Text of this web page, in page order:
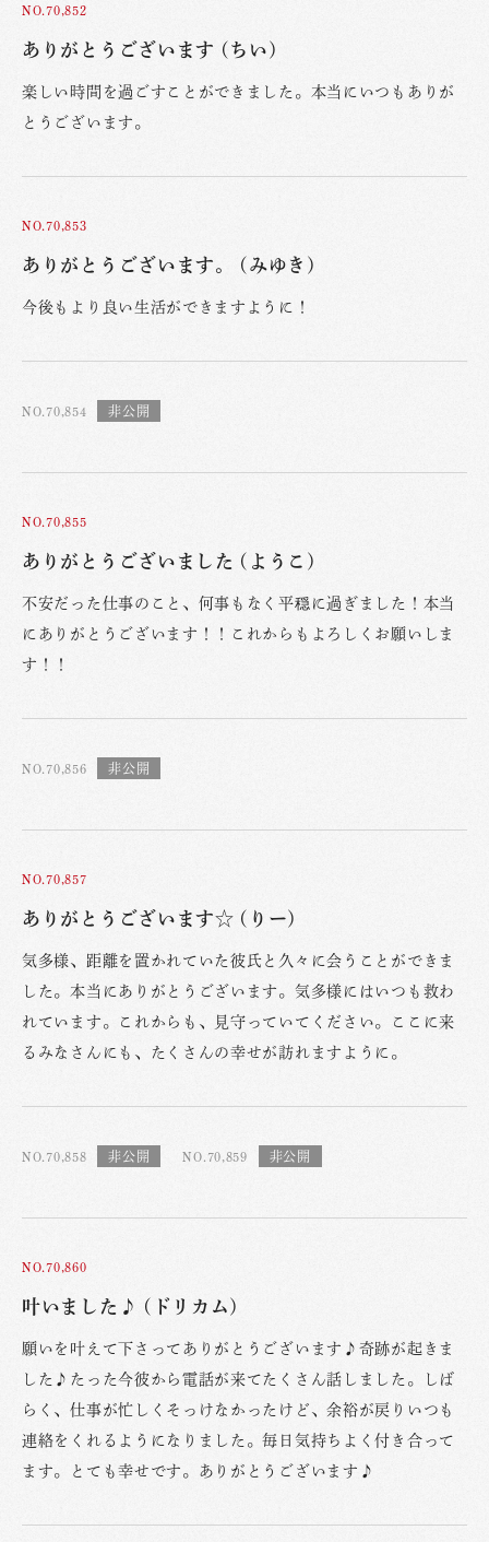
NO.70,852
ありがとうございます (ちい)
楽しい時間を過ごすことができました。本当にいつもありが
とうございます。
NO.70,853
ありがとうございます。 (みゆき)
今後もより良い生活ができますように！
NO.70,854
NO.70,855
ありがとうございました (ようこ)
不安だった仕事のこと、何事もなく平穏に過ぎました！本当
にありがとうございます！！これからもよろしくお願いしま
す！！
NO.70,856
NO.70,857
ありがとうございます☆ (りー)
気多様、距離を置かれていた彼氏と久々に会うことができま
した。本当にありがとうございます。気多様にはいつも救わ
れています。これからも、見守っていてください。ここに来
るみなさんにも、たくさんの幸せが訪れますように。
NO.70,858 NO.70,859
NO.70,860
叶いました♪ (ドリカム)
願いを叶えて下さってありがとうございます♪奇跡が起きま
した♪たった今彼から電話が来てたくさん話しました。しば
らく、仕事が忙しくそっけなかったけど、余裕が戻りいつも
連絡をくれるようになりました。毎日気持ちよく付き合って
ます。とても幸せです。ありがとうございます♪